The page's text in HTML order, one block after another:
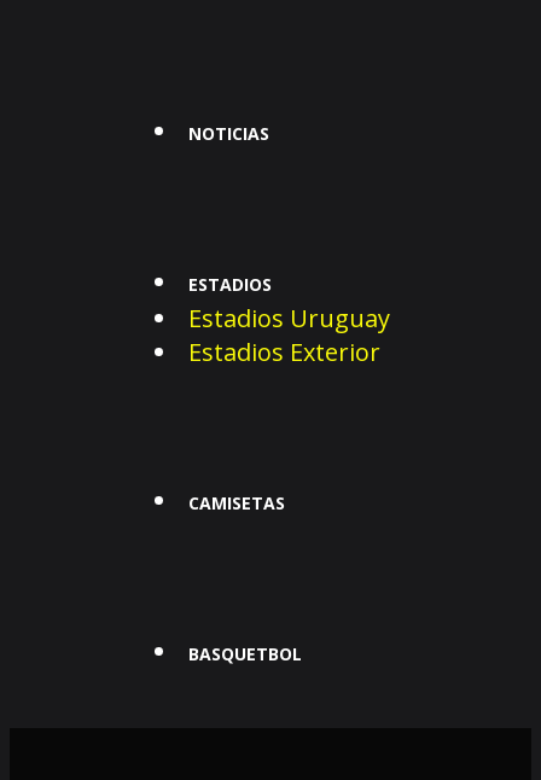
NOTICIAS
ESTADIOS
Estadios Uruguay
Estadios Exterior
CAMISETAS
BASQUETBOL